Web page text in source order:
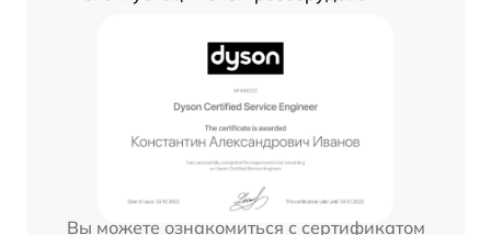
Вы можете ознакомиться с сертификатом